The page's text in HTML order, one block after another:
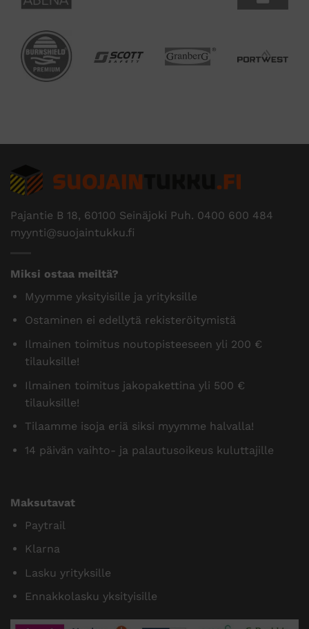
Pajantie B 18, 60100 Seinäjoki Puh. 0400 600 484
myynti@suojaintukku.fi
Miksi ostaa meiltä?
Myymme yksityisille ja yrityksille
Ostaminen ei edellytä rekisteröitymistä
Ilmainen toimitus noutopisteeseen yli 200 €
tilauksille!
Ilmainen toimitus jakopakettina yli 500 €
tilauksille!
Tilaamme isoja eriä siksi myymme halvalla!
14 päivän vaihto- ja palautusoikeus kuluttajille
Maksutavat
Paytrail
Klarna
Lasku yrityksille
Ennakkolasku yksityisille